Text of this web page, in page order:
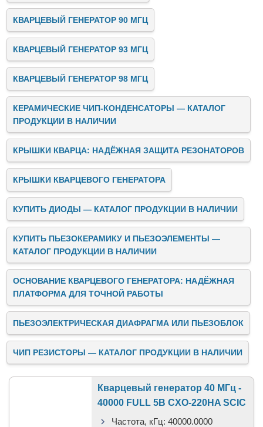
КВАРЦЕВЫЙ ГЕНЕРАТОР 90 МГЦ
КВАРЦЕВЫЙ ГЕНЕРАТОР 93 МГЦ
КВАРЦЕВЫЙ ГЕНЕРАТОР 98 МГЦ
КЕРАМИЧЕСКИЕ ЧИП-КОНДЕНСАТОРЫ — КАТАЛОГ
ПРОДУКЦИИ В НАЛИЧИИ
КРЫШКИ КВАРЦА: НАДЁЖНАЯ ЗАЩИТА РЕЗОНАТОРОВ
КРЫШКИ КВАРЦЕВОГО ГЕНЕРАТОРА
КУПИТЬ ДИОДЫ — КАТАЛОГ ПРОДУКЦИИ В НАЛИЧИИ
КУПИТЬ ПЬЕЗОКЕРАМИКУ И ПЬЕЗОЭЛЕМЕНТЫ —
КАТАЛОГ ПРОДУКЦИИ В НАЛИЧИИ
ОСНОВАНИЕ КВАРЦЕВОГО ГЕНЕРАТОРА: НАДЁЖНАЯ
ПЛАТФОРМА ДЛЯ ТОЧНОЙ РАБОТЫ
ПЬЕЗОЭЛЕКТРИЧЕСКАЯ ДИАФРАГМА ИЛИ ПЬЕЗОБЛОК
ЧИП РЕЗИСТОРЫ — КАТАЛОГ ПРОДУКЦИИ В НАЛИЧИИ
Кварцевый генератор 40 МГц -
40000 FULL 5В CXO-220HA SCIC
Частота, кГц: 40000.0000